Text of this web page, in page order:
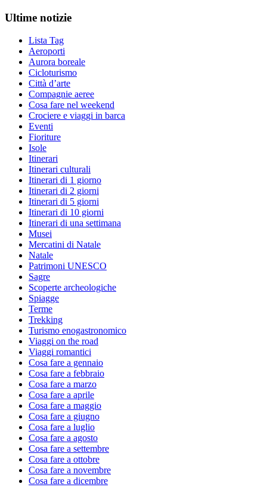
Ultime notizie
Lista Tag
Aeroporti
Aurora boreale
Cicloturismo
Città d’arte
Compagnie aeree
Cosa fare nel weekend
Crociere e viaggi in barca
Eventi
Fioriture
Isole
Itinerari
Itinerari culturali
Itinerari di 1 giorno
Itinerari di 2 giorni
Itinerari di 5 giorni
Itinerari di 10 giorni
Itinerari di una settimana
Musei
Mercatini di Natale
Natale
Patrimoni UNESCO
Sagre
Scoperte archeologiche
Spiagge
Terme
Trekking
Turismo enogastronomico
Viaggi on the road
Viaggi romantici
Cosa fare a gennaio
Cosa fare a febbraio
Cosa fare a marzo
Cosa fare a aprile
Cosa fare a maggio
Cosa fare a giugno
Cosa fare a luglio
Cosa fare a agosto
Cosa fare a settembre
Cosa fare a ottobre
Cosa fare a novembre
Cosa fare a dicembre